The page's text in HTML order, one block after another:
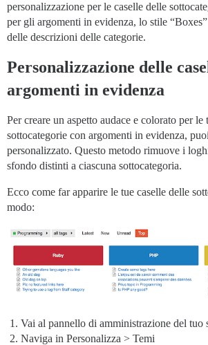
personalizzazione per le caselle delle
per gli argomenti in evidenza, lo stile
delle descrizioni delle categorie.
Personalizzazione delle
argomenti in evidenza
Per creare un aspetto audace e colorato per le
sottocategorie con argomenti in evidenza,
personalizzato. Questo metodo rimuove i
sfondo distinti a ciascuna sottocategoria.
Ecco come far apparire le tue caselle delle
modo:
Vai al pannello di amministrazione del tuo
Naviga in Personalizza > Temi